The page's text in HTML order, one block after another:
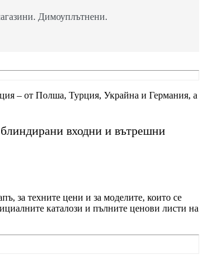
Димоуплътнени.
– от Полша, Турция, Украйна и Германия, а
входни и вътрешни
за техните цени и за моделите, които се
каталози и пълните ценови листи на